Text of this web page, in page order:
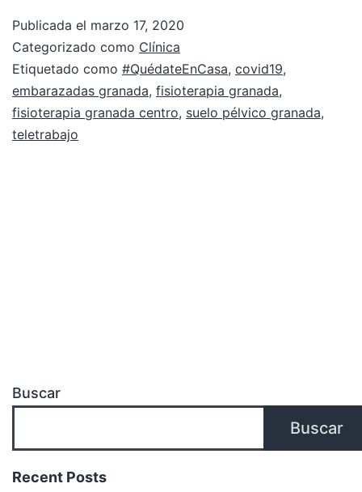
Publicada el marzo 17, 2020
Categorizado como Clínica
Etiquetado como #QuédateEnCasa, covid19,
embarazadas granada, fisioterapia granada,
fisioterapia granada centro, suelo pélvico granada,
teletrabajo
Buscar
Buscar
Recent Posts